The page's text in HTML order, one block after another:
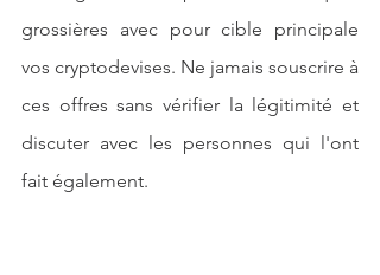
grossières avec pour cible principale
vos cryptodevises. Ne jamais souscrire à
ces offres sans vérifier la légitimité et
discuter avec les personnes qui l'ont
fait également.